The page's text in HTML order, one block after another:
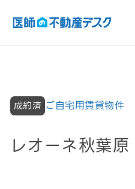
成約済 ご自宅用賃貸物件
レオーネ秋葉原